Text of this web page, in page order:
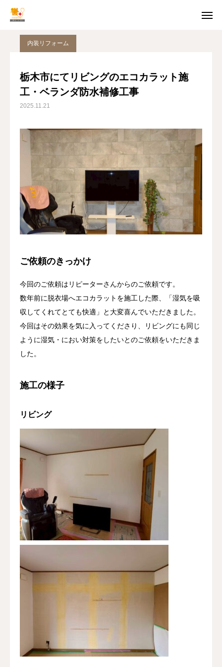
内装リフォーム
栃木市にてリビングのエコカラット施
工・ベランダ防水補修工事
2025.11.21
ご依頼のきっかけ
今回のご依頼はリピーターさんからのご依頼です。
数年前に脱衣場へエコカラットを施工した際、「湿気を吸
収してくれてとても快適」と大変喜んでいただきました。
今回はその効果を気に入ってくださり、リビングにも同じ
ように湿気・におい対策をしたいとのご依頼をいただきま
した。
施工の様子
リビング
LINE
施工実績
お問い合わせ